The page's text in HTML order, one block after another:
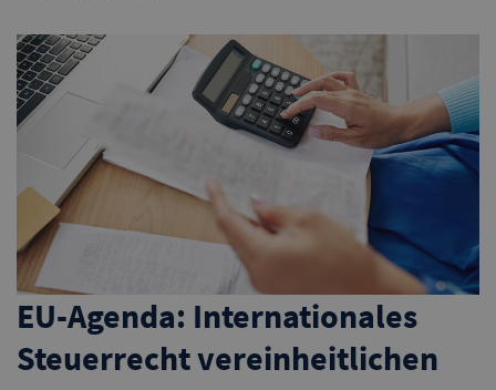
EU-Agenda: Internationales
Steuerrecht vereinheitlichen